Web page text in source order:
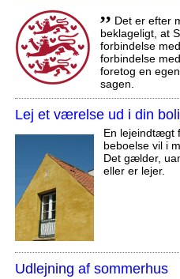
,, Det er efter
beklageligt, at
forbindelse
forbindelse
foretog en
sagen.
Lej et værelse ud i din
En lejeindtægt
beboelse vil i
Det gælder,
eller er lejer.
Udlejning af sommerhus